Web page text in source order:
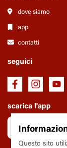
dove siamo
app
contatti
seguici
scarica l'app
Questo sito